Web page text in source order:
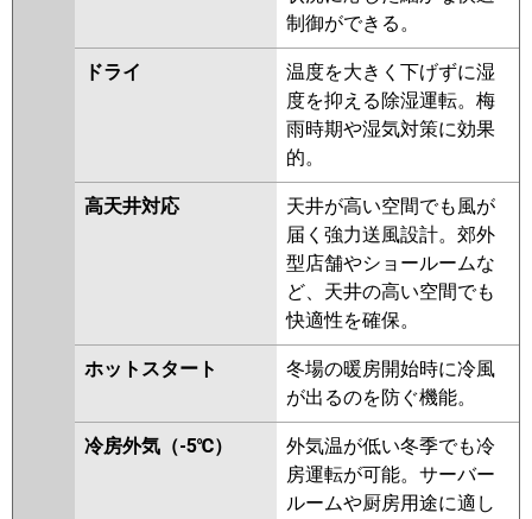
制御ができる。
ドライ
温度を大きく下げずに湿
度を抑える除湿運転。梅
雨時期や湿気対策に効果
的。
高天井対応
天井が高い空間でも風が
届く強力送風設計。郊外
型店舗やショールームな
ど、天井の高い空間でも
快適性を確保。
ホットスタート
冬場の暖房開始時に冷風
が出るのを防ぐ機能。
冷房外気（-5℃）
外気温が低い冬季でも冷
房運転が可能。サーバー
ルームや厨房用途に適し